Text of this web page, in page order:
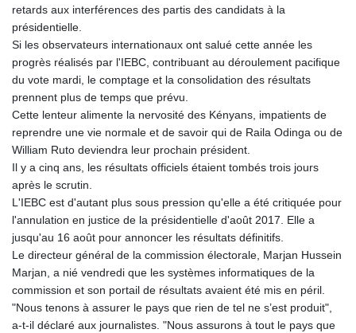
retards aux interférences des partis des candidats à la
présidentielle.
Si les observateurs internationaux ont salué cette année les
progrès réalisés par l'IEBC, contribuant au déroulement pacifique
du vote mardi, le comptage et la consolidation des résultats
prennent plus de temps que prévu.
Cette lenteur alimente la nervosité des Kényans, impatients de
reprendre une vie normale et de savoir qui de Raila Odinga ou de
William Ruto deviendra leur prochain président.
Il y a cinq ans, les résultats officiels étaient tombés trois jours
après le scrutin.
L'IEBC est d'autant plus sous pression qu'elle a été critiquée pour
l'annulation en justice de la présidentielle d'août 2017. Elle a
jusqu'au 16 août pour annoncer les résultats définitifs.
Le directeur général de la commission électorale, Marjan Hussein
Marjan, a nié vendredi que les systèmes informatiques de la
commission et son portail de résultats avaient été mis en péril.
"Nous tenons à assurer le pays que rien de tel ne s’est produit",
a-t-il déclaré aux journalistes. "Nous assurons à tout le pays que